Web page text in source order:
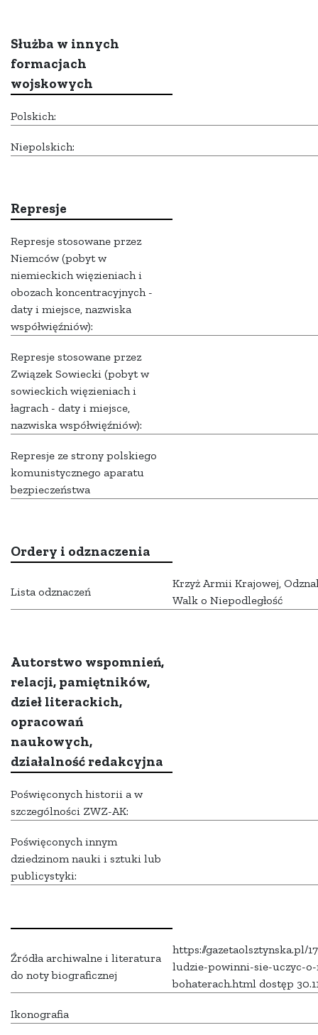
Służba w innych
formacjach
wojskowych
Polskich:
Niepolskich:
Represje
Represje stosowane przez
Niemców (pobyt w
niemieckich więzieniach i
obozach koncentracyjnych -
daty i miejsce, nazwiska
współwięźniów):
Represje stosowane przez
Związek Sowiecki (pobyt w
sowieckich więzieniach i
łagrach - daty i miejsce,
nazwiska współwięźniów):
Represje ze strony polskiego
komunistycznego aparatu
bezpieczeństwa
Ordery i odznaczenia
Lista odznaczeń
Krzyż Armii Krajowej,
Walk o Niepodległość
Autorstwo wspomnień,
relacji, pamiętników,
dzieł literackich,
opracowań
naukowych,
działalność redakcyjna
Poświęconych historii a w
szczególności ZWZ-AK:
Poświęconych innym
dziedzinom nauki i sztuki lub
publicystyki:
Źródła archiwalne i literatura
do noty biograficznej
https://gazetaolsztynska.pl/
ludzie-powinni-sie-uczyc-o-
bohaterach.html dostęp
Ikonografia